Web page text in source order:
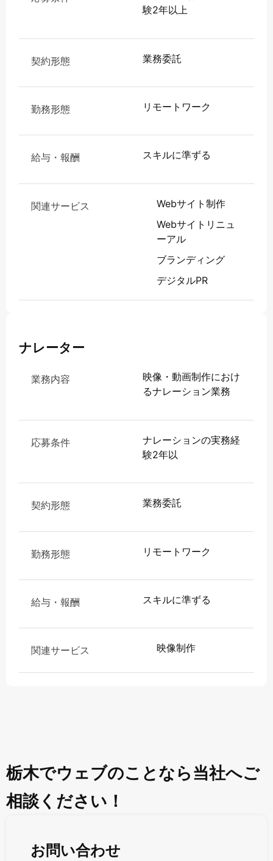
験2年以上
契約形態 業務委託
勤務形態 リモートワーク
給与・報酬 スキルに準ずる
関連サービス
Webサイト制作
Webサイトリニュ
ーアル
ブランディング
デジタルPR
ナレーター
業務内容
映像・動画制作におけ
るナレーション業務
応募条件
ナレーションの実務経
験2年以
契約形態 業務委託
勤務形態 リモートワーク
給与・報酬 スキルに準ずる
関連サービス 映像制作
栃木でウェブのことなら当社へご
相談ください！
お問い合わせ